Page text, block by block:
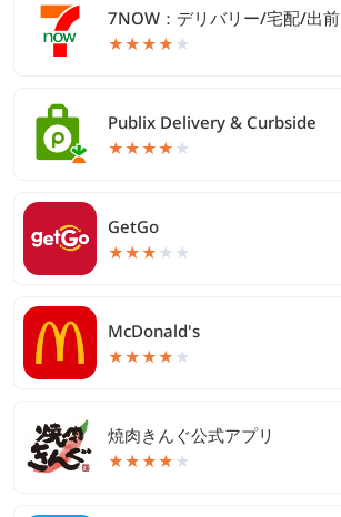
7NOW：デリバリー/宅配/出前
★★★★ ★
Publix Delivery & Curbside
★★★★ ★
GetGo
★★★ ★ ★
McDonald's
★★★★ ★
焼肉きんぐ公式アプリ
★★★★ ★